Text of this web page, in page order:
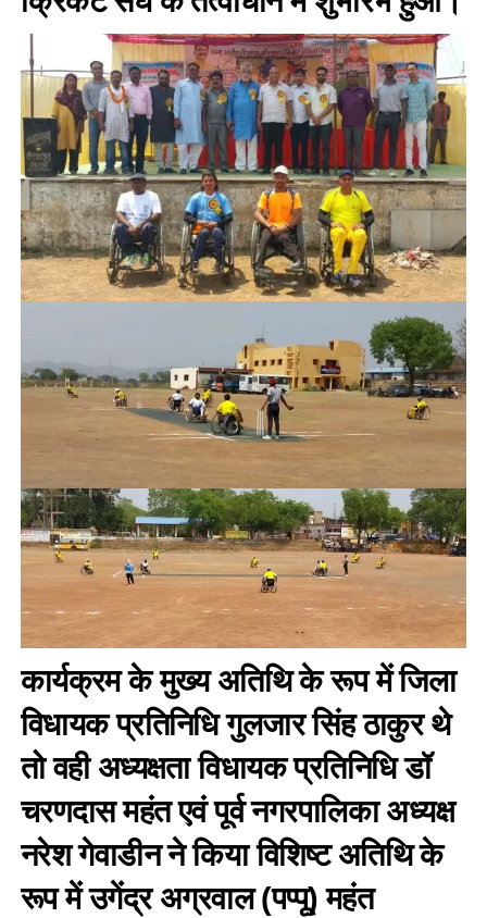
कार्यक्रम के मुख्य अतिथि के रूप में जिला
विधायक प्रतिनिधि गुलजार सिंह ठाकुर थे
तो वही अध्यक्षता विधायक प्रतिनिधि डॉ
चरणदास महंत एवं पूर्व नगरपालिका अध्यक्ष
नरेश गेवाडीन ने किया विशिष्ट अतिथि के
रूप में उगेंद्र अग्रवाल (पप्पू) महंत